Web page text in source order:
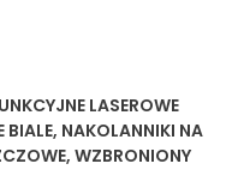
LASEROWE
BIALE, NAKOLANNIKI NA
, WZBRONIONY